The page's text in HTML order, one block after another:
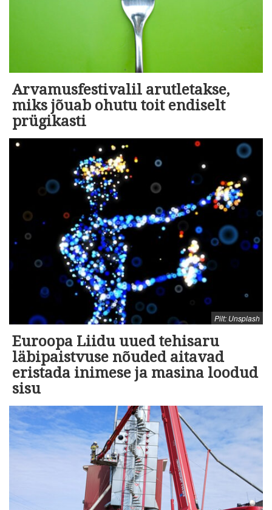
Arvamusfestivalil arutletakse,
miks jõuab ohutu toit endiselt
prügikasti
Pilt: Unsplash
Euroopa Liidu uued tehisaru
läbipaistvuse nõuded aitavad
eristada inimese ja masina loodud
sisu